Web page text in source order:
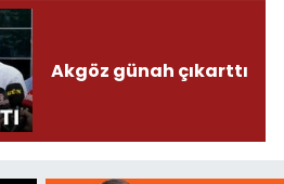
Akgöz günah çıkarttı